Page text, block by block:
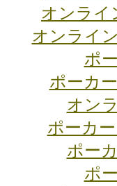
オンライ
オンライ
ポ
ポーカ
オン
ポーカ
ポー
ポ